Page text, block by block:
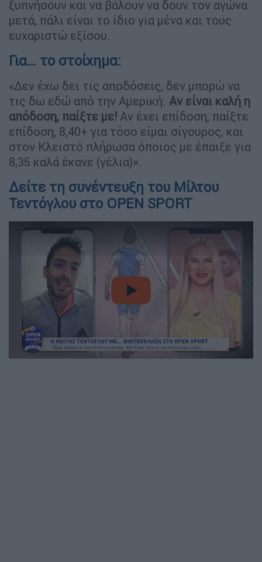
ξυπνήσουν και να βάλουν να δουν τον αγώνα
μετά, πάλι είναι το ίδιο για μένα και τους
ευχαριστώ εξίσου.
Για… το στοίχημα:
«Δεν έχω δει τις αποδόσεις, δεν μπορώ να
τις δω εδώ από την Αμερική. Αν είναι καλή η
απόδοση, παίξτε με! Αν έχει επίδοση, παίξτε
επίδοση, 8,40+ για τόσο είμαι σίγουρος, και
στον Κλειστό πλήρωσα όποιος με έπαιξε για
8,35 καλά έκανε (γέλια)».
Δείτε τη συνέντευξη του Μίλτου
Τεντόγλου στο OPEN SPORT
video